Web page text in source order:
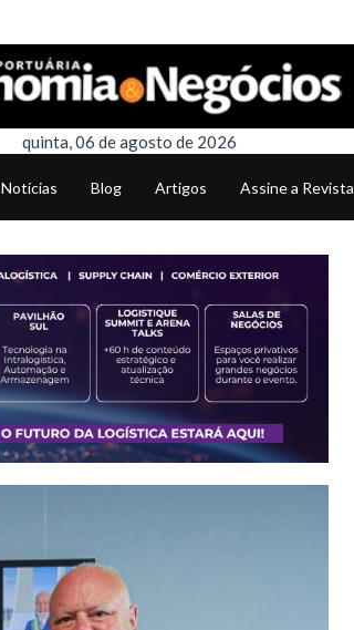
quinta, 06 de agosto de 2026
Notícias Blog Artigos Assine a Revista